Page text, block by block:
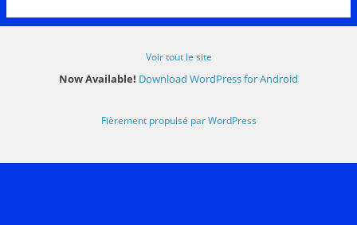
Voir tout le site
Now Available! Download WordPress for Android
Fièrement propulsé par WordPress